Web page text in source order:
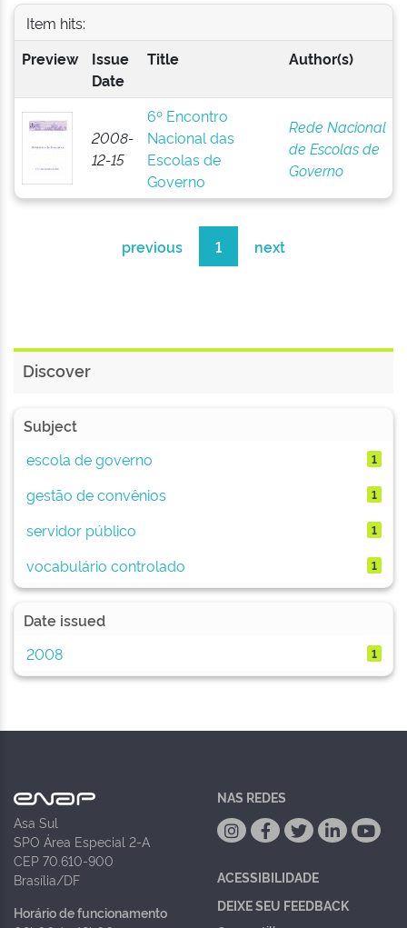
Item hits:
Preview
Issue
Date
Title Author(s)
2008-
12-15
6º Encontro
Nacional das
Escolas de
Governo
Rede Nacional
de Escolas de
Governo
previous 1 next
Discover
Subject
escola de governo
1
gestão de convênios 1
servidor público 1
vocabulário controlado 1
Date issued
2008
1
Asa Sul
SPO Área Especial 2-A
CEP 70.610-900
Brasília/DF
Horário de funcionamento
NAS REDES
ACESSIBILIDADE
DEIXE SEU FEEDBACK